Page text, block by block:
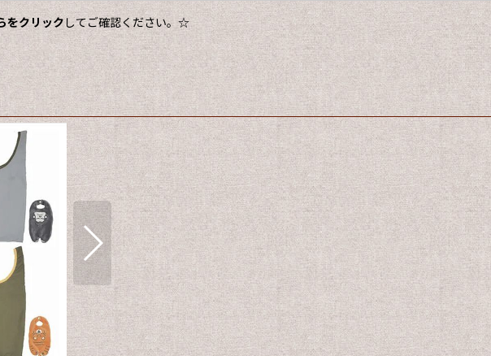
をクリックしてご確認ください。☆